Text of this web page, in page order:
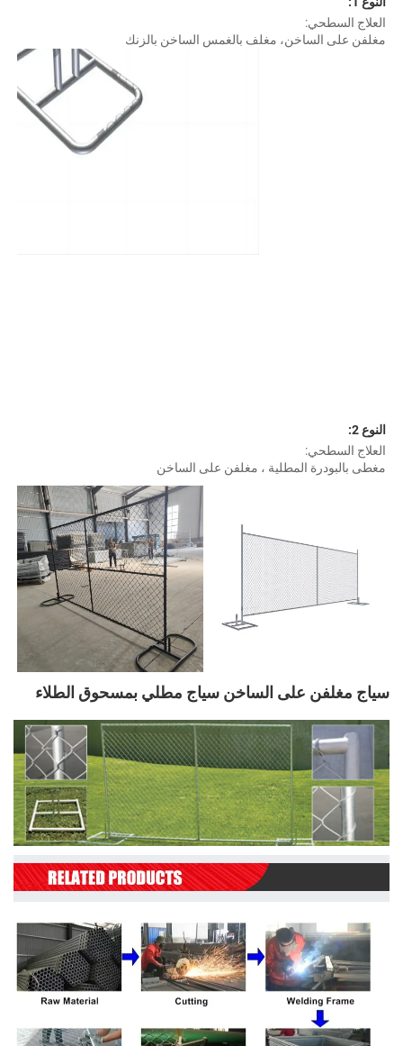
السطحي:
على الساخن، مغلف بالغمس الساخن بالزنك
2:
السطحي:
بالبودرة المطلية ، مغلفن على الساخن
مغلفن على الساخن سياج مطلي بمسحوق الطلاء